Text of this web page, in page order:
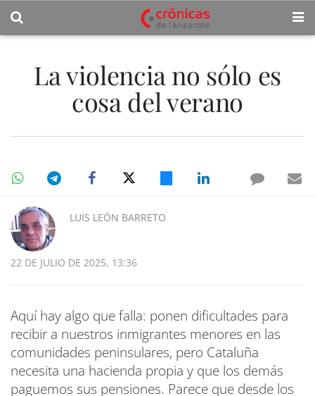
La violencia no sólo es
cosa del verano
LUIS LEÓN BARRETO
22 DE JULIO DE 2025, 13:36
Aquí hay algo que falla: ponen dificultades para
recibir a nuestros inmigrantes menores en las
comunidades peninsulares, pero Cataluña
necesita una hacienda propia y que los demás
paguemos sus pensiones. Parece que desde los